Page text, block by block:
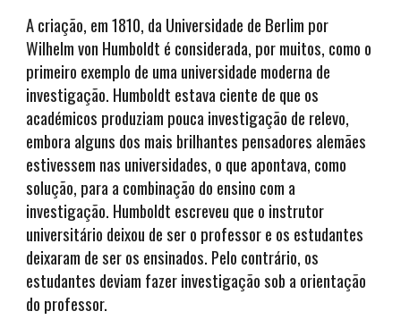
A criação, em 1810, da Universidade de Berlim por
Wilhelm von Humboldt é considerada, por muitos, como o
primeiro exemplo de uma universidade moderna de
investigação. Humboldt estava ciente de que os
académicos produziam pouca investigação de relevo,
embora alguns dos mais brilhantes pensadores alemães
estivessem nas universidades, o que apontava, como
solução, para a combinação do ensino com a
investigação. Humboldt escreveu que o instrutor
universitário deixou de ser o professor e os estudantes
deixaram de ser os ensinados. Pelo contrário, os
estudantes deviam fazer investigação sob a orientação
do professor.